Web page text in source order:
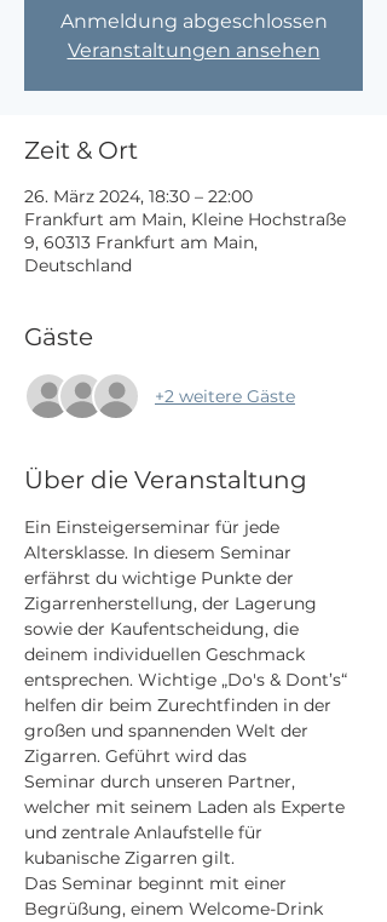
Anmeldung abgeschlossen
Veranstaltungen ansehen
Zeit & Ort
26. März 2024, 18:30 – 22:00
Frankfurt am Main, Kleine Hochstraße
9, 60313 Frankfurt am Main,
Deutschland
Gäste
+2 weitere Gäste
Über die Veranstaltung
Ein Einsteigerseminar für jede
Altersklasse. In diesem Seminar
erfährst du wichtige Punkte der
Zigarrenherstellung, der Lagerung
sowie der Kaufentscheidung, die
deinem individuellen Geschmack
entsprechen. Wichtige „Do's & Dont’s“
helfen dir beim Zurechtfinden in der
großen und spannenden Welt der
Zigarren. Geführt wird das
Seminar durch unseren Partner,
welcher mit seinem Laden als Experte
und zentrale Anlaufstelle für
kubanische Zigarren gilt.
Das Seminar beginnt mit einer
Begrüßung, einem Welcome-Drink